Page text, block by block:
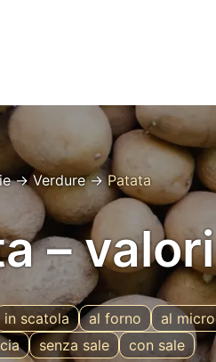
→Verdure→Patata
–
in scatola al forno al
senza sale con sale